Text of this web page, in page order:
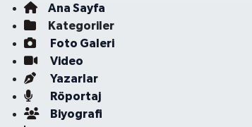
Ana Sayfa
Kategoriler
Foto Galeri
Video
Yazarlar
Röportaj
Biyografi